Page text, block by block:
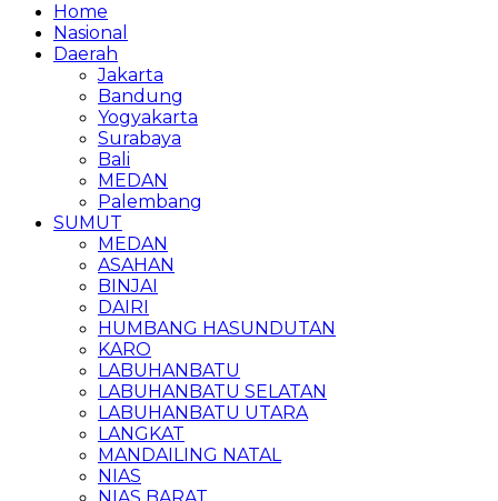
Home
Nasional
Daerah
Jakarta
Bandung
Yogyakarta
Surabaya
Bali
MEDAN
Palembang
SUMUT
MEDAN
ASAHAN
BINJAI
DAIRI
HUMBANG HASUNDUTAN
KARO
LABUHANBATU
LABUHANBATU SELATAN
LABUHANBATU UTARA
LANGKAT
MANDAILING NATAL
NIAS